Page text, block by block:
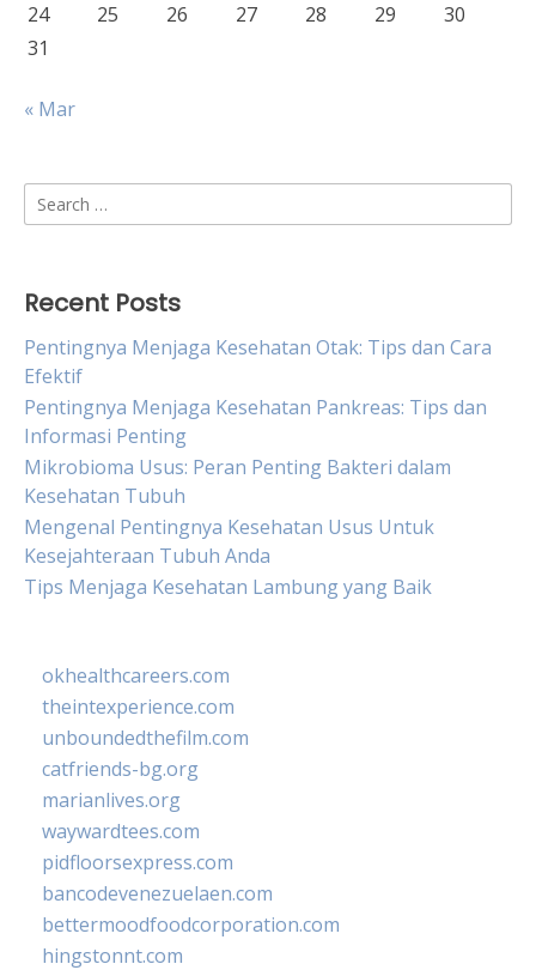
24
25 26 27 28 29
30
31
« Mar
Search
for:
Recent Posts
Pentingnya Menjaga Kesehatan Otak: Tips dan Cara
Efektif
Pentingnya Menjaga Kesehatan Pankreas: Tips dan
Informasi Penting
Mikrobioma Usus: Peran Penting Bakteri dalam
Kesehatan Tubuh
Mengenal Pentingnya Kesehatan Usus Untuk
Kesejahteraan Tubuh Anda
Tips Menjaga Kesehatan Lambung yang Baik
okhealthcareers.com
theintexperience.com
unboundedthefilm.com
catfriends-bg.org
marianlives.org
waywardtees.com
pidfloorsexpress.com
bancodevenezuelaen.com
bettermoodfoodcorporation.com
hingstonnt.com